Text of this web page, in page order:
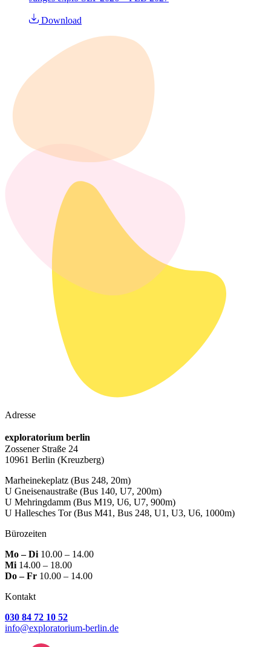
Download
Adresse
exploratorium berlin
Zossener Straße 24
10961 Berlin (Kreuzberg)
Marheinekeplatz (Bus 248, 20m)
U Gneisenaustraße (Bus 140, U7, 200m)
U Mehringdamm (Bus M19, U6, U7, 900m)
U Hallesches Tor(Bus M41, Bus 248, U1, U3, U6, 1000m)
Bürozeiten
Mo – Di 10.00 – 14.00
Mi 14.00 – 18.00
Do – Fr 10.00 – 14.00
Kontakt
030 84 72 10 52
info@exploratorium-berlin.de